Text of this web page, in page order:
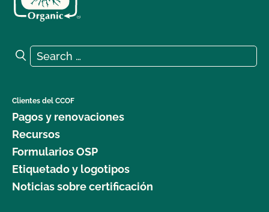
Search for:
Search
Clientes del CCOF
Pagos y renovaciones
Recursos
Formularios OSP
Etiquetado y logotipos
Noticias sobre certificación